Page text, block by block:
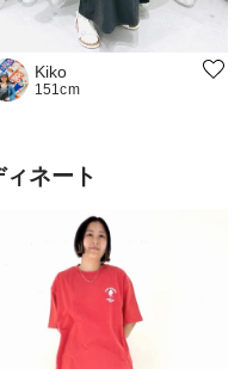
Kiko
151cm
ネート